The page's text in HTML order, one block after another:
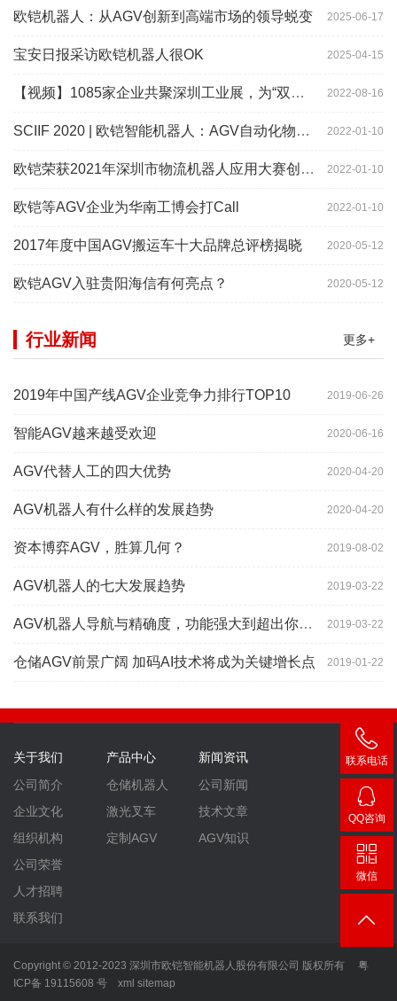
2025-06-17
欧铠机器人：从AGV创新到高端市场的领导蜕变
2025-04-15
宝安日报采访欧铠机器人很OK
2022-08-16
【视频】1085家企业共聚深圳工业展，为“双链”畅通堵点、卡点
2022-01-10
SCIIF 2020 | 欧铠智能机器人：AGV自动化物流设备及系统
2022-01-10
欧铠荣获2021年深圳市物流机器人应用大赛创新项目奖
2022-01-10
欧铠等AGV企业为华南工博会打Call
2020-05-12
2017年度中国AGV搬运车十大品牌总评榜揭晓
2020-05-12
欧铠AGV入驻贵阳海信有何亮点？
更多+
行业新闻
2019-06-26
2019年中国产线AGV企业竞争力排行TOP10
2020-06-16
智能AGV越来越受欢迎
2020-04-20
AGV代替人工的四大优势
2020-04-20
AGV机器人有什么样的发展趋势
2019-08-02
资本博弈AGV，胜算几何？
2019-03-22
AGV机器人的七大发展趋势
2019-03-22
AGV机器人导航与精确度，功能强大到超出你想象
2019-01-22
仓储AGV前景广阔 加码AI技术将成为关键增长点
关于我们
公司简介
企业文化
组织机构
公司荣誉
人才招聘
联系我们
产品中心
仓储机器人
激光叉车
定制AGV
新闻资讯
公司新闻
技术文章
AGV知识
Copyright © 2012-2023 深圳市欧铠智能机器人股份有限公司 版权所有
粤
ICP备 19115608 号
xml sitemap
联系电话
400-
007-
3860
QQ咨询
微信